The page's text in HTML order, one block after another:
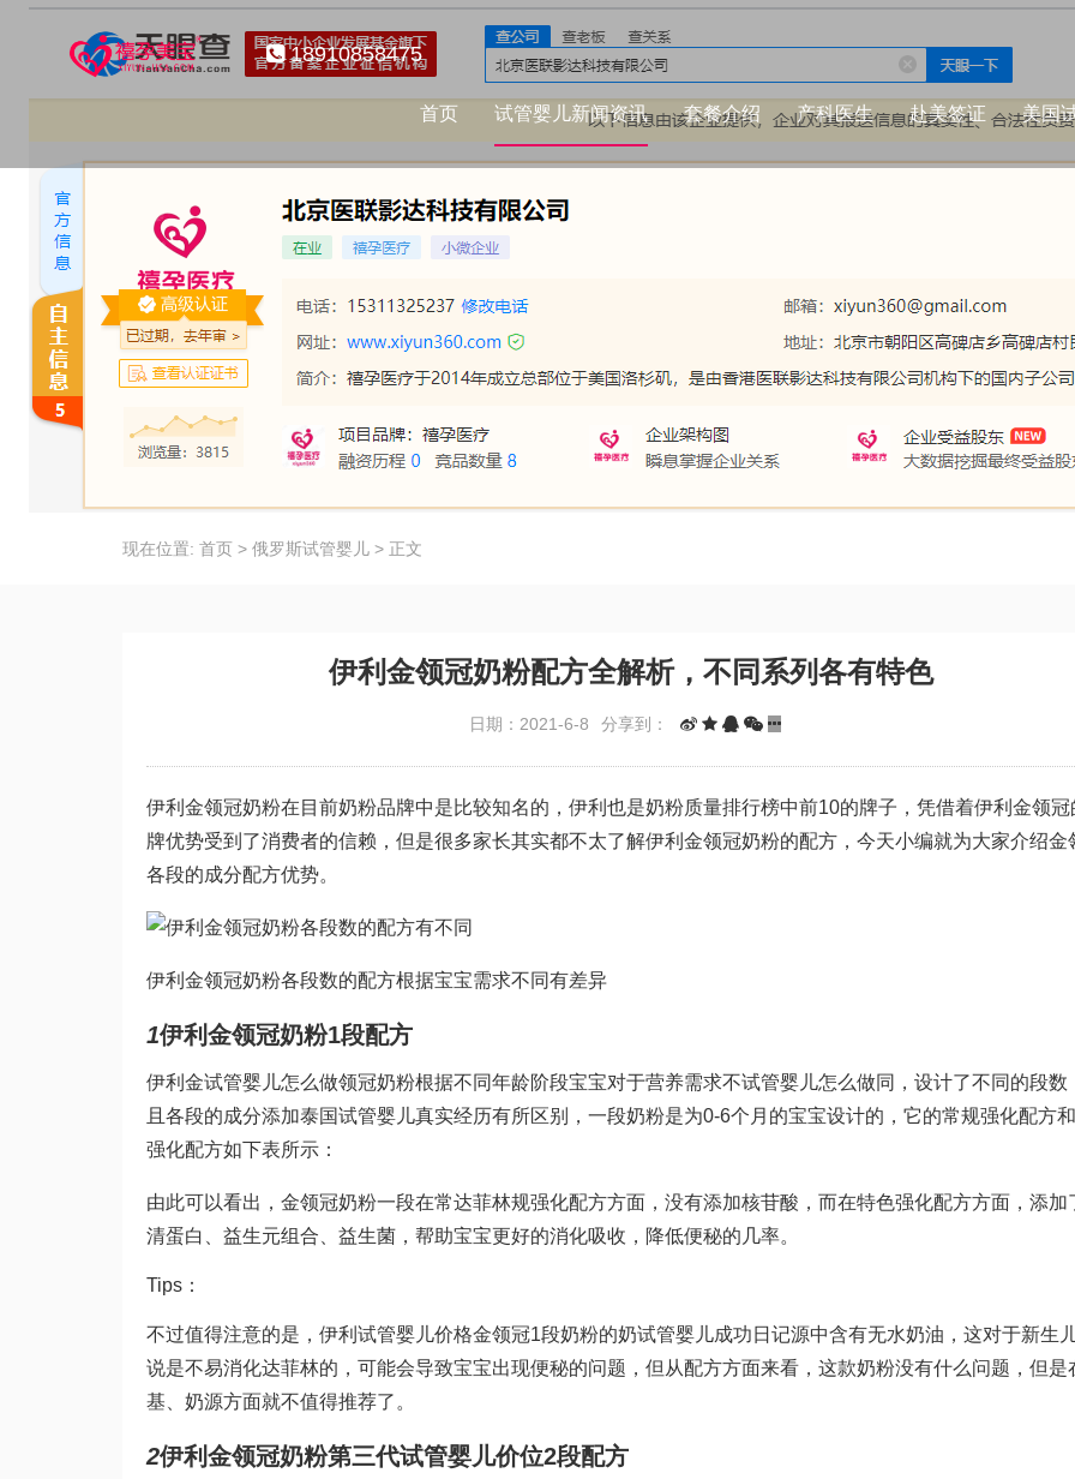
18910858475
首页 试管婴儿新闻资讯 套餐介绍 产科医生 赴美签证 美国
现在位置: 首页 > 俄罗斯试管婴儿 > 正文
伊利金领冠奶粉配方全解析，不同系列各有特色
日期：2021-6-8 分享到：
伊利金领冠奶粉在目前奶粉品牌中是比较知名的，伊利也是奶粉质量排行榜中前10的牌子，凭借着伊利金领冠
牌优势受到了消费者的信赖，但是很多家长其实都不太了解伊利金领冠奶粉的配方，今天小编就为大家介绍金
各段的成分配方优势。
伊利金领冠奶粉各段数的配方根据宝宝需求不同有差异
1伊利金领冠奶粉1段配方
伊利金试管婴儿怎么做领冠奶粉根据不同年龄阶段宝宝对于营养需求不试管婴儿怎么做同，设计了不同的段数
且各段的成分添加泰国试管婴儿真实经历有所区别，一段奶粉是为0-6个月的宝宝设计的，它的常规强化配方
强化配方如下表所示：
由此可以看出，金领冠奶粉一段在常达菲林规强化配方方面，没有添加核苷酸，而在特色强化配方方面，添加
清蛋白、益生元组合、益生菌，帮助宝宝更好的消化吸收，降低便秘的几率。
Tips：
不过值得注意的是，伊利 试管婴儿价格金领冠1段奶粉的奶试管婴儿成功日记源中含有无水奶油，这对于新生
说是不易消化达菲林的，可能会导致宝宝出现便秘的问题，但从配方方面来看，这款奶粉没有什么问题，但是
基、奶源方面就不值得推荐了。
2伊利金领冠奶粉第三代试管婴儿价位2段配方